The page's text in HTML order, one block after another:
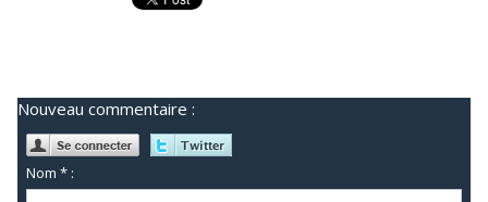
Nouveau commentaire :
Nom * :